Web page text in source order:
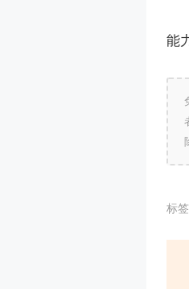
能
标